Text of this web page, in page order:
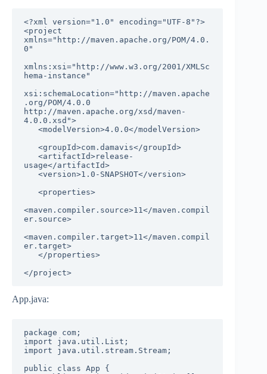
<?xml version="1.0" encoding="UTF-8"?>
<project
xmlns="http://maven.apache.org/POM/4.0.
0"
xmlns:xsi="http://www.w3.org/2001/XMLSc
hema-instance"
xsi:schemaLocation="http://maven.apache
.org/POM/4.0.0
http://maven.apache.org/xsd/maven-
4.0.0.xsd">
usage</artifactId>
<maven.compiler.source>11</maven.compil
er.source>
<maven.compiler.target>11</maven.compil
er.target>
</project>
App.java:
package com;
import java.util.List;
import java.util.stream.Stream;
public class App {